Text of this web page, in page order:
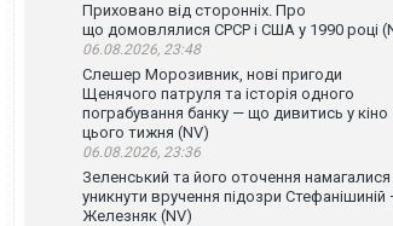
Приховано від сторонніх. Про
що домовлялися СРСР і США у 1990 році
06.08.2026, 23:48
Слешер Морозивник, нові пригоди
Щенячого патруля та історія одного
пограбування банку — що дивитись у кіно
цього тижня (NV)
06.08.2026, 23:36
Зеленський та його оточення намагалися
уникнути вручення підозри Стефанішиній
Железняк (NV)